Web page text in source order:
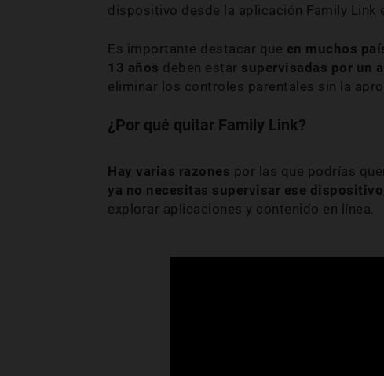
dispositivo desde la aplicación Family Link
Es importante destacar que en muchos
13 años deben estar supervisadas por un
eliminar los controles parentales sin la
¿Por qué quitar Family Link?
Hay varias razones por las que podrías
ya no necesitas supervisar ese dispositivo
explorar aplicaciones y contenido en línea.